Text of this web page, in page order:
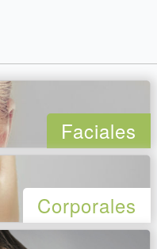
Faciales
Corporales